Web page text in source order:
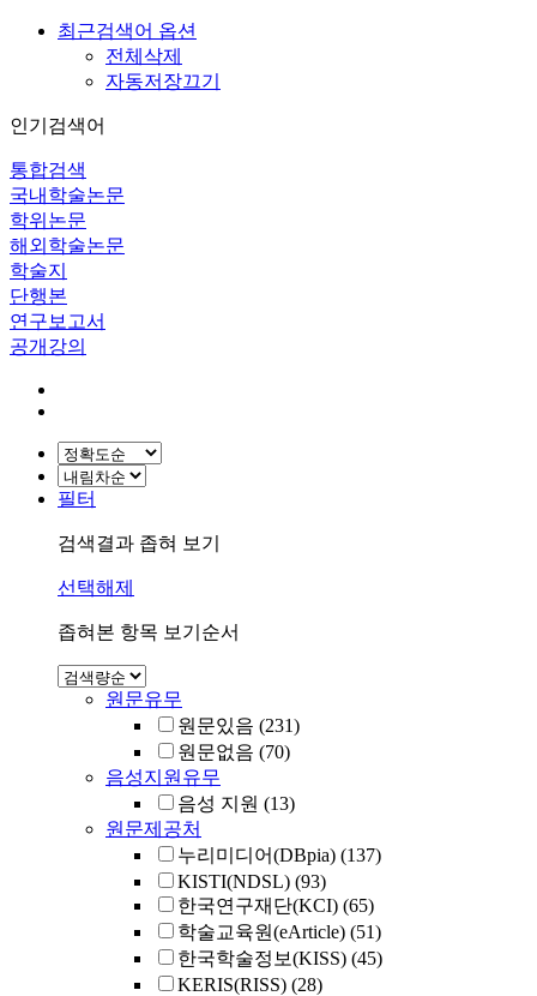
최근검색어 옵션
전체삭제
자동저장끄기
인기검색어
통합검색
국내학술논문
학위논문
해외학술논문
학술지
단행본
연구보고서
공개강의
필터
검색결과 좁혀 보기
선택해제
좁혀본 항목 보기순서
원문유무
원문있음 (231)
원문없음 (70)
음성지원유무
음성 지원 (13)
원문제공처
누리미디어(DBpia) (137)
KISTI(NDSL) (93)
한국연구재단(KCI) (65)
학술교육원(eArticle) (51)
한국학술정보(KISS) (45)
KERIS(RISS) (28)